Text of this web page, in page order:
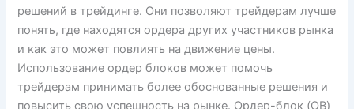
решений в трейдинге. Они позволяют трейдерам лучше
понять, где находятся ордера других участников рынка
и как это может повлиять на движение цены.
Использование ордер блоков может помочь
трейдерам принимать более обоснованные решения и
повысить свою успешность на рынке. Ордер-блок (OB)